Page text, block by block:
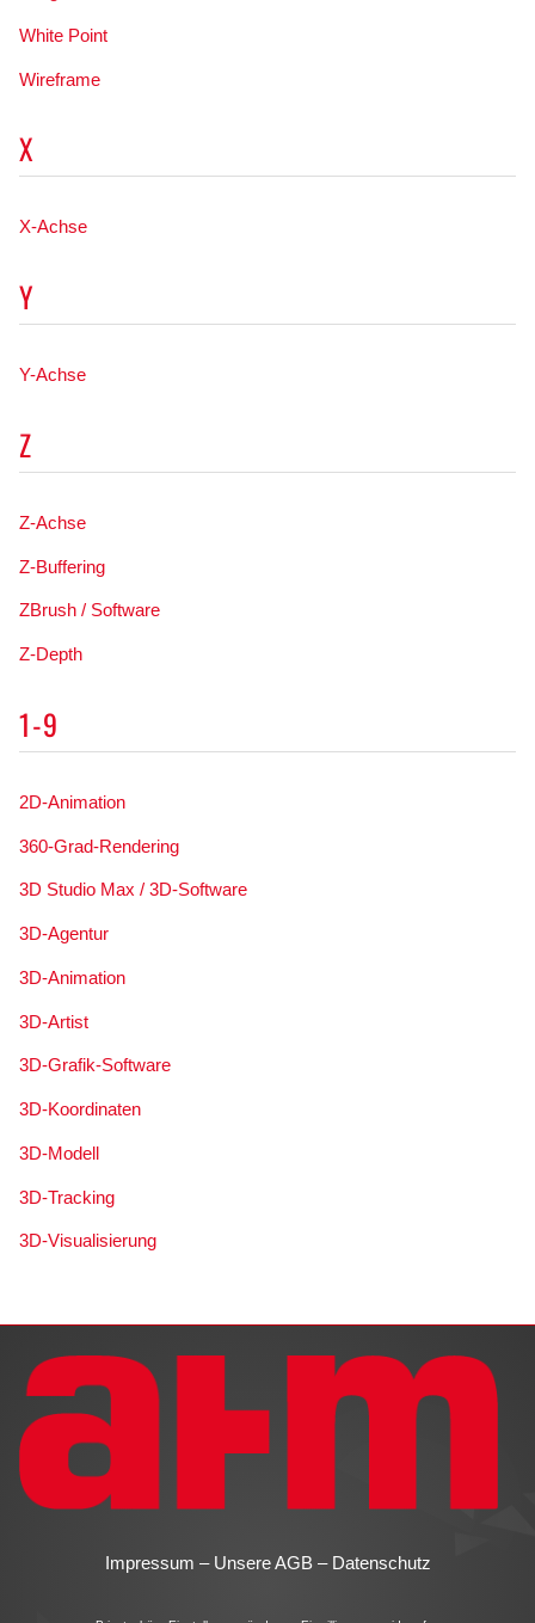
White Point
Wireframe
X
X-Achse
Y
Y-Achse
Z
Z-Achse
Z-Buffering
ZBrush / Software
Z-Depth
1-9
2D-Animation
360-Grad-Rendering
3D Studio Max / 3D-Software
3D-Agentur
3D-Animation
3D-Artist
3D-Grafik-Software
3D-Koordinaten
3D-Modell
3D-Tracking
3D-Visualisierung
Impressum – Unsere AGB – Datenschutz